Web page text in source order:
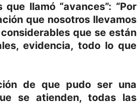
llamó “avances”: “Por
que nosotros llevamos
que se están
evidencia, todo lo que
de que pudo ser una
se atienden, todas las